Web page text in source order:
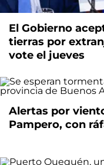
El Gobierno
tierras por
vote el jueves
Alertas por
Pampero, con